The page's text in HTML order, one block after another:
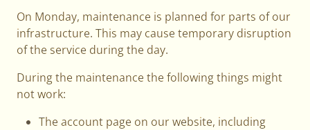
On Monday, maintenance is planned for parts of our
infrastructure. This may cause temporary disruption
of the service during the day.
During the maintenance the following things might
not work:
The account page on our website, including